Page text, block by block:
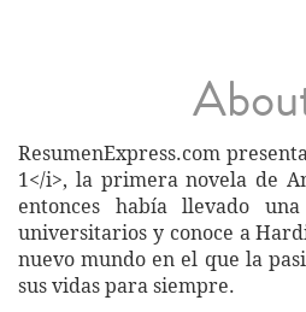
ResumenExpress.com
1</i>, la primera novela de
entonces había llevado
universitarios y conoce a
nuevo mundo en el que la
sus vidas para siempre.